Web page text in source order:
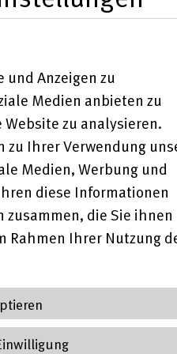
den
harmonisiert.
mit
der Bundesagentur für
Fahrdienstgelten
Anzeigen zu
Medien anbieten zu
zu analysieren.
Ihrer Verwendung
Medien, Werbung und
diese Informationen
die Sie ihnen
Rahmen Ihrer Nutzung